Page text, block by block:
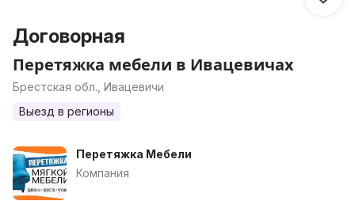
Договорная
Перетяжка мебели в Ивацевичах
Брестская обл., Ивацевичи
Выезд в регионы
Перетяжка Мебели
Компания